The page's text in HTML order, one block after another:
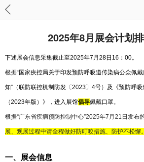
2025年8月展会计划
下述展会信息采集截止至2025年7月28日16：00。
根据“国家疾控局关于印发预防呼吸道传染病公众佩
知”（联防联控机制防发〔2023〕4号）及《预防呼吸
（2023年版）》，进入展馆倡导佩戴口罩。
根据“广东省疾病预防控制中心”2025年7月21日发布
展、观展过程中请全程做好防叮咬措施、防护不松懈。
一、展会信息